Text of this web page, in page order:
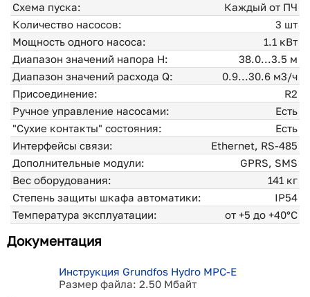
Схема пуска:
Каждый от ПЧ
Количество насосов:
3 шт
Мощность одного насоса:
1.1 кВт
Диапазон значений напора H:
38.0...3.5 м
Диапазон значений расхода Q:
0.9...30.6 м3/ч
Присоединение:
R2
Ручное управление насосами:
Есть
"Сухие контакты" состояния:
Есть
Интерфейсы связи:
Ethernet, RS-485
Дополнительные модули:
GPRS, SMS
Вес оборудования:
141 кг
Степень защиты шкафа автоматики:
IP54
Температура эксплуатации:
от +5 до +40°С
Документация
Инструкция Grundfos Hydro MPC-E
Размер файла: 2.50 Мбайт